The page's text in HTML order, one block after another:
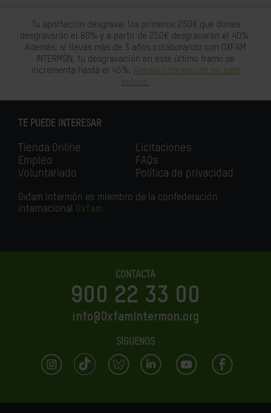
Tu aportación desgrava: los primeros 250€ que dones
desgravarán el 80% y a partir de 250€ desgravarán el 40%.
Además, si llevas más de 3 años colaborando con OXFAM
INTERMÓN, tu desgravación en este último tramo se
incrementa hasta el 45%. Amplia información en este
enlace.
TE PUEDE INTERESAR
Tienda Online
Empleo
Voluntariado
Licitaciones
FAQs
Política de privacidad
Oxfam Intermón es miembro de la confederación
internacional Oxfam.
CONTACTA
900 22 33 00
info@OxfamIntermon.org
SÍGUENOS